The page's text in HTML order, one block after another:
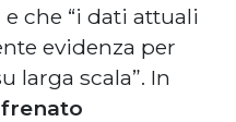
che “i dati attuali
evidenza per
larga scala”. In